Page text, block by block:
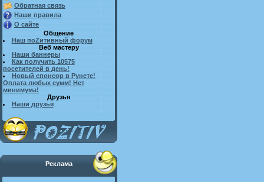
Обратная связь
Наши правила
О сайте
Общение
Наш поZитивный форум
Веб мастеру
Наши баннеры
Как получить 10575
посетителей в день!
Новый спонсор в Рунете!
Оплата любых сумм! Нет
минимума!
Друзья
Наши друзья
Реклама